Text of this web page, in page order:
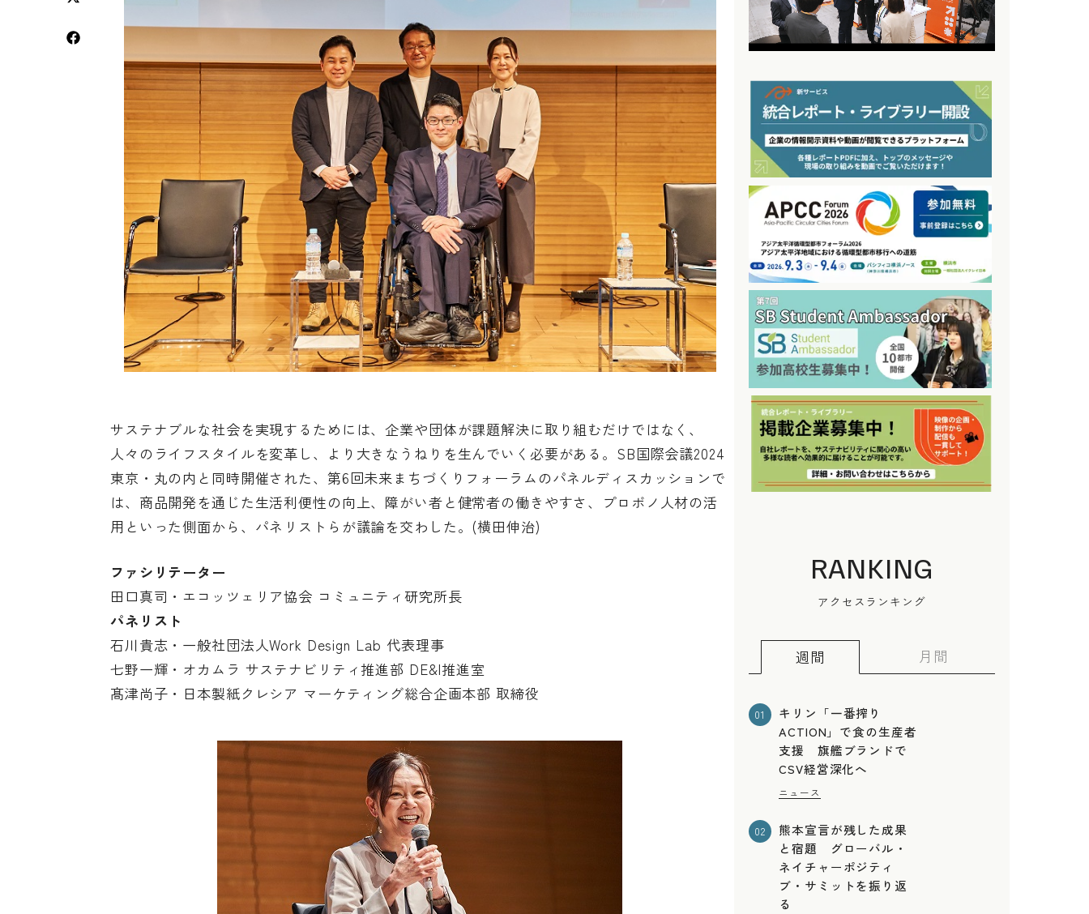
サステナブルな社会を実現するためには、企業や団体が課題解決に取り組むだけではなく、
人々のライフスタイルを変革し、より大きなうねりを生んでいく必要がある。SB国際会議2024
東京・丸の内と同時開催された、第6回未来まちづくりフォーラムのパネルディスカッションで
は、商品開発を通じた生活利便性の向上、障がい者と健常者の働きやすさ、プロボノ人材の活
用といった側面から、パネリストらが議論を交わした。(横田伸治)
ファシリテーター
田口真司・エコッツェリア協会 コミュニティ研究所長
パネリスト
石川貴志・一般社団法人Work Design Lab 代表理事
七野一輝・オカムラ サステナビリティ推進部 DE&I推進室
髙津尚子・日本製紙クレシア マーケティング総合企画本部 取締役
RANKING
アクセスランキング
週間 月間
01
キリン「一番搾り
ACTION」で食の生産者
支援 旗艦ブランドで
CSV経営深化へ
ニュース
02
熊本宣言が残した成果
と宿題 グローバル・
ネイチャーポジティ
ブ・サミットを振り返
る